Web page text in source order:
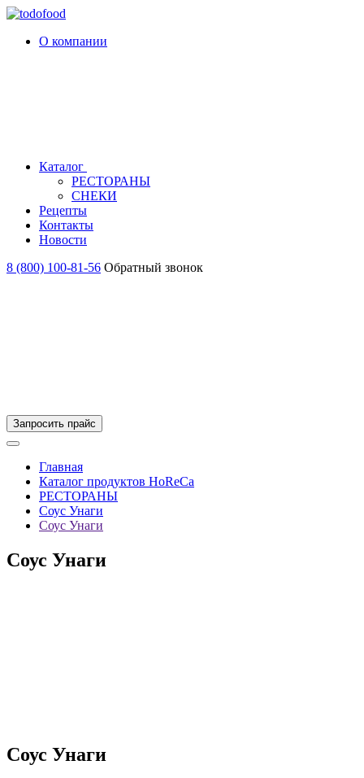
О компании
Каталог
РЕСТОРАНЫ
СНЕКИ
Рецепты
Контакты
Новости
8 (800) 100-81-56 Обратный звонок
Запросить прайс
Главная
Каталог продуктов HoReCa
РЕСТОРАНЫ
Соус Унаги
Соус Унаги
Соус Унаги
Соус Унаги